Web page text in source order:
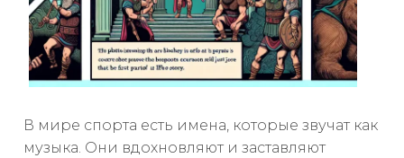
В мире спорта есть имена, которые звучат как
музыка. Они вдохновляют и заставляют